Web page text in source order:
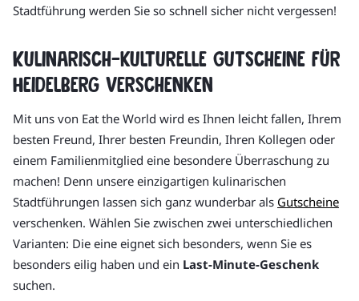
Stadtführung werden Sie so schnell sicher nicht vergessen!
Kulinarisch-kulturelle Gutscheine für
Heidelberg verschenken
Mit uns von Eat the World wird es Ihnen leicht fallen, Ihrem
besten Freund, Ihrer besten Freundin, Ihren Kollegen oder
einem Familienmitglied eine besondere Überraschung zu
machen! Denn unsere einzigartigen kulinarischen
Stadtführungen lassen sich ganz wunderbar als Gutscheine
verschenken. Wählen Sie zwischen zwei unterschiedlichen
Varianten: Die eine eignet sich besonders, wenn Sie es
besonders eilig haben und ein Last-Minute-Geschenk
suchen.